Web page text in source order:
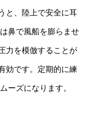
と、陸上で安全に耳
鼻で風船を膨らませ
力を模倣することが
効です。定期的に練
ーズになります。